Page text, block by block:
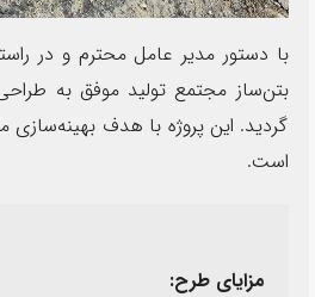
با دستور مدیر عامل محترم و در
گردید. این پروژه با هدف
است.
مزایای طرح: